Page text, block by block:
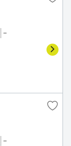
－
－